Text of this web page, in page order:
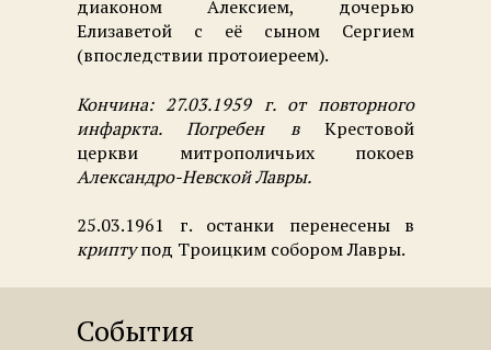
диаконом Алексием, дочерью
Елизаветой с её сыном Сергием
(впоследствии протоиереем).
Кончина: 27.03.1959 г. от повторного
инфаркта. Погребен в Крестовой
церкви митрополичьих покоев
Александро-Невской Лавры.
25.03.1961 г. останки перенесены в
криптупод Троицким собором Лавры.
События